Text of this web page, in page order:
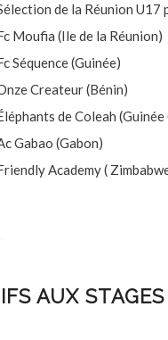
de la Réunion U17
Moufia (Ile de la Réunion)
Séquence (Guinée)
Createur (Bénin)
de Coleah
Gabao (Gabon)
Academy (
AUX